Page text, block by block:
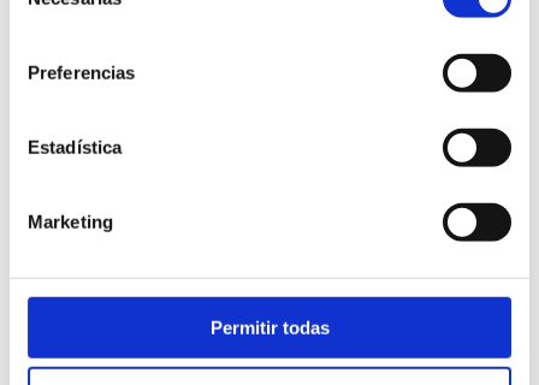
Preferencias
Estadística
Marketing
Permitir todas
CABEZAL SUOMI LINEA 90
Cabezal de estilo nórdico para colchón de 90cm.
290,00€